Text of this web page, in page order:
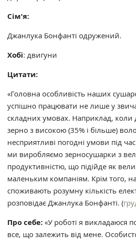
Сім'я:
Джанлука Бонфанті одружений.
Хобі: двигуни
Цитати:
«Головна особливість наших
успішно працювати не лише у
складних умовах. Наприклад, коли
зерно з високою (35% і більше)
несприятливі погодні умови під
ми виробляємо зерносушарки з
продуктивністю, що підійде як
маленьким компаніям. Крім того,
споживають розумну кількість
розповідає Джанлука Бонфанті. (
Про себе: «У роботі я викладаюся
все, що залежить від мене.